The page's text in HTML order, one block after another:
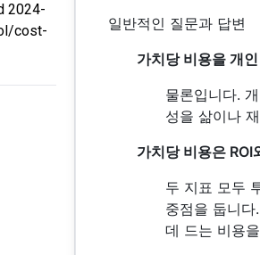
2024-
cost-
일반적인 질문과 답변
가치당 비용을 개
물론입니다.
성을 삶이나
가치당 비용은 ROI
두 지표 모두
중점을 둡니
데 드는 비용